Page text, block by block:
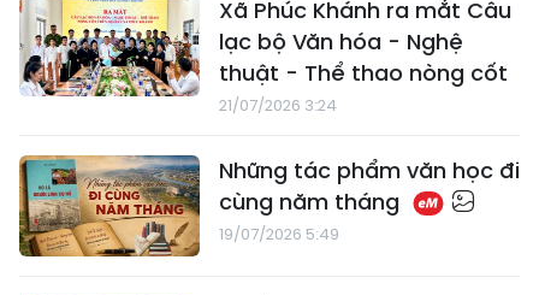
Xã Phúc Khánh ra mắt Câu
lạc bộ Văn hóa - Nghệ
thuật - Thể thao nòng cốt
21/07/2026 3:24
​Những tác phẩm văn học đi
cùng năm tháng
19/07/2026 5:49